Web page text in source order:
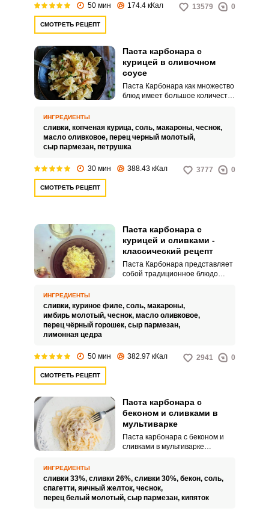
50 мин 174.4 кКал 13579 0
СМОТРЕТЬ РЕЦЕПТ
Паста карбонара с
курицей в сливочном
соусе
Паста Карбонара как множество
блюд имеет большое количество
невероятно аппетитной пасты
Карбонара с курицей со
сливочным соусом.
ИНГРЕДИЕНТЫ
сливки, копченая курица, соль, макароны, чеснок,
масло оливковое, перец черный молотый,
сыр пармезан, петрушка
30 мин 388.43 кКал 3777 0
СМОТРЕТЬ РЕЦЕПТ
Паста карбонара с
курицей и сливками -
классический рецепт
Паста Карбонара представляет
собой традиционное блюдо
рецептом пасты Карбонара,
приготовленной с курицей и
сливками.
ИНГРЕДИЕНТЫ
сливки, куриное филе, соль, макароны,
имбирь молотый, чеснок, масло оливковое,
перец чёрный горошек, сыр пармезан,
лимонная цедра
50 мин 382.97 кКал 2941 0
СМОТРЕТЬ РЕЦЕПТ
Паста карбонара с
беконом и сливками в
мультиварке
Паста карбонара с беконом и
сливками в мультиварке
сливочным нежным вкусом.
Пасту можно приготовить не
только на обед, а также на
ИНГРЕДИЕНТЫ
сливки 33%, сливки 26%, сливки 30%, бекон, соль,
спагетти, яичный желток, чеснок,
перец белый молотый, сыр пармезан, кипяток